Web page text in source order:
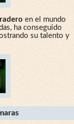
en el mundo
ha conseguido
su talento y